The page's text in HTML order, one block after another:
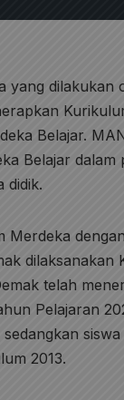
yang dilakukan
Belajar.
Belajar dalam
didik.
Merdeka
dilaksanakan
telah
Pelajaran
2013.